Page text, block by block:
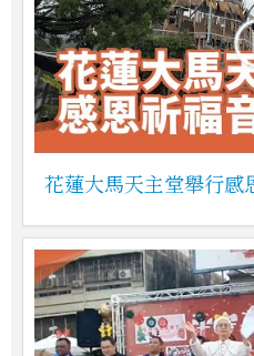
花蓮大馬天主堂舉行感